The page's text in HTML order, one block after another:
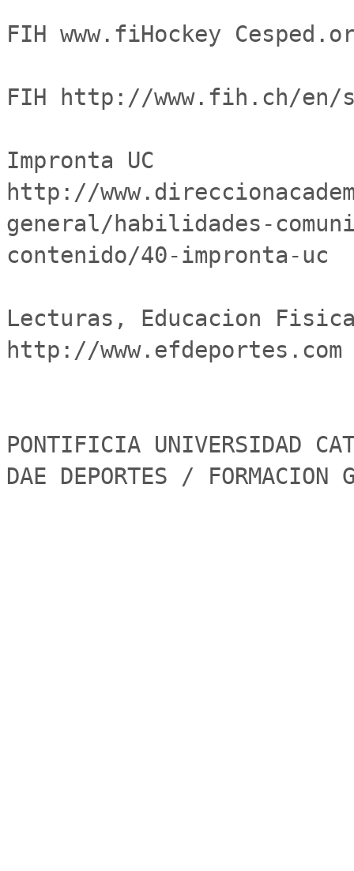
FIH www.fiHockey
FIH http://www.fih.ch/en/
Impronta UC
http://
general/habilidades-
contenido/40-impronta-uc
Lecturas, Educacion
http://www.efdeportes.com
PONTIFICIA UNIVERSIDAD
DAE DEPORTES /